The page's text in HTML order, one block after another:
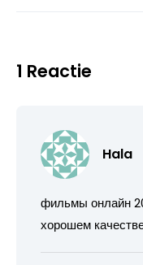
1 Reactie
Hala
фильмы онлайн
хорошем